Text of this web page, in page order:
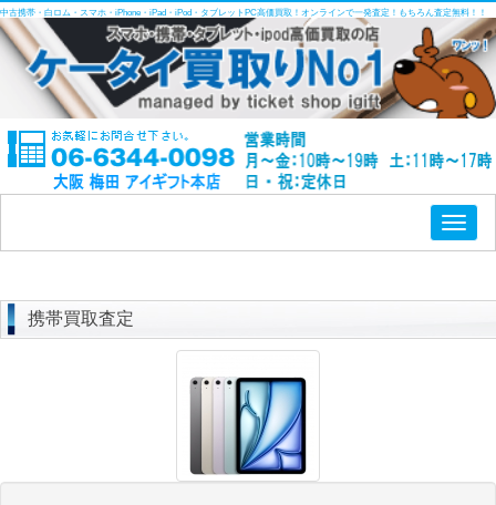
中古携帯・白ロム・スマホ・iPhone・iPad・iPod・タブレットPC高価買取！オンラインで一発査定！もちろん査定無料！！
携帯買取査定